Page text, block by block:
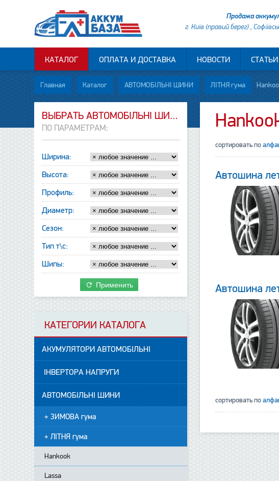
Продажа
г. Київ (правий берег) ,
КАТАЛОГ ОПЛАТА И ДОСТАВКА НОВОСТИ СТАТЬИ
Главная Каталог АВТОМОБІЛЬНІ ШИНИ ЛІТНЯ гума
сортировать по
Автошина
Автошина
сортировать по
ВЫБРАТЬ АВТОМОБІЛЬНІ ШИНИ
ПО ПАРАМЕТРАМ:
Ширина:
Высота:
Профиль:
Диаметр:
Сезон:
Тип т\с:
Шипы:
Применить
КАТЕГОРИИ КАТАЛОГА
АКУМУЛЯТОРИ АВТОМОБІЛЬНІ
ІНВЕРТОРА НАПРУГИ
АВТОМОБІЛЬНІ ШИНИ
+ ЗИМОВА гума
+ ЛІТНЯ гума
Hankook
Lassa